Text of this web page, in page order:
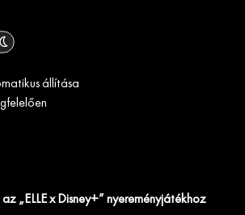
állítása
„ELLE x Disney+” nyereményjátékhoz